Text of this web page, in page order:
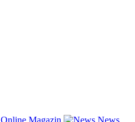
Online Magazin
News